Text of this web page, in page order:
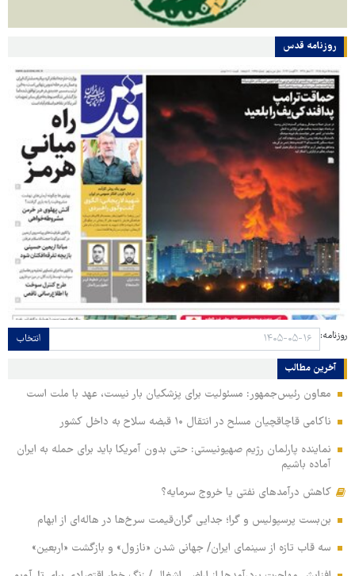
روزنامه قدس
روزنامه: انتخاب
آخرین مطالب
معاون رئیس‌جمهور: مسئولیت برای پزشکیان بار نیست، عهد با ملت است
ناکامی قاچاقچیان مسلح در انتقال ۱۰ قبضه سلاح به داخل کشور
نماینده پارلمان رژیم صهیونیستی: حتی بدون آمریکا باید برای حمله به ایران
آماده باشیم
کاهش درآمدهای نفتی یا خروج سرمایه؟
بن‌بست پرسپولیس و گرا؛ جدایی گران‌قیمت سرخ‌ها در هاله‌ای از ابهام
سه قاب تازه از سینمای ایران/ جهانی شدن «نازول» و بازگشت «اربعین»